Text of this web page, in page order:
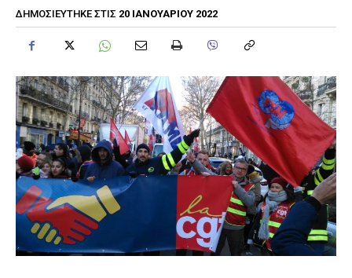
ΔΗΜΟΣΙΕΎΤΗΚΕ ΣΤΙΣ 20 ΙΑΝΟΥΑΡΊΟΥ 2022